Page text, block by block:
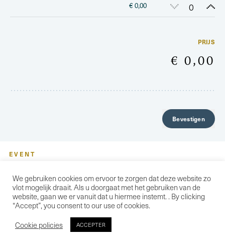
EVENT
OM VREDE
AAN 14:00
DUUR 1U00
PRIJS
€ 0,00
PRIJS
€ 0,00
Bevestigen
We gebruiken cookies om ervoor te zorgen dat deze website zo
vlot mogelijk draait. Als u doorgaat met het gebruiken van de
website, gaan we er vanuit dat u hiermee instemt. . By clicking
“Accept”, you consent to our use of cookies.
Cookie policies
ACCEPTER